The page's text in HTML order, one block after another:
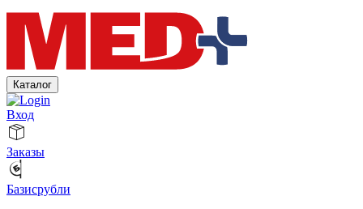
Каталог
Вход
Заказы
Базисрубли